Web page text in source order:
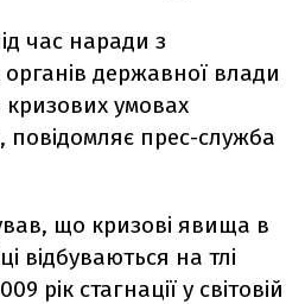
час наради з
органів державної влади
кризових умовах
повідомляє прес-служба
що кризові явища в
відбуваються на тлі
рік стагнації у світовій